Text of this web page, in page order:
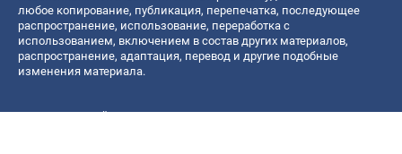
любое копирование, публикация, перепечатка, последующее
распространение, использование, переработка с
использованием, включением в состав других материалов,
распространение, адаптация, перевод и другие подобные
изменения материала.
Название онлайн медиа — «OBOZ.UA»